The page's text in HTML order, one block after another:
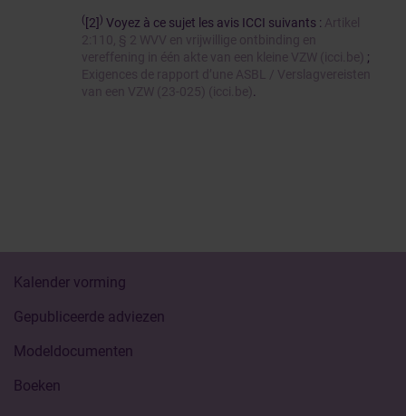
( [2] ) Voyez à ce sujet les avis ICCI suivants : Artikel
2:110, § 2 WVV en vrijwillige ontbinding en
vereffening in één akte van een kleine VZW (icci.be) ;
Exigences de rapport d’une ASBL / Verslagvereisten
van een VZW (23-025) (icci.be)
Kalender vorming
Gepubliceerde adviezen
Modeldocumenten
Boeken